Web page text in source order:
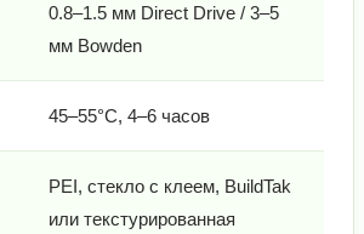
0.8–1.5 мм Direct Drive / 3–5
мм Bowden
45–55°C, 4–6 часов
PEI, стекло с клеем, BuildTak
или текстурированная